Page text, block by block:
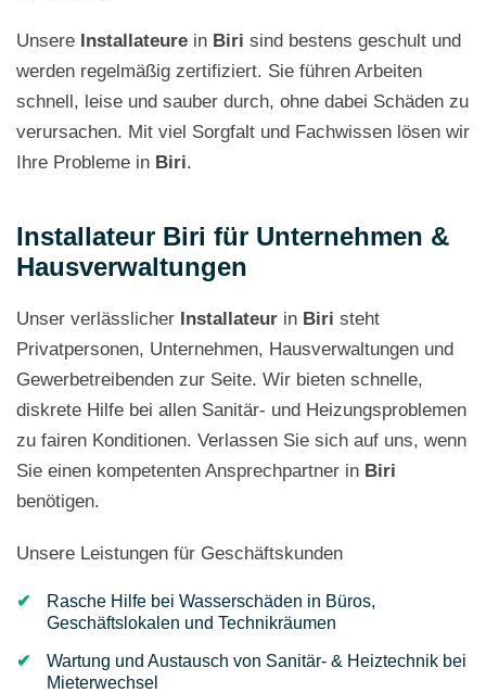
Unsere Installateure in Biri sind bestens geschult und
werden regelmäßig zertifiziert. Sie führen Arbeiten
schnell, leise und sauber durch, ohne dabei Schäden zu
verursachen. Mit viel Sorgfalt und Fachwissen lösen wir
Ihre Probleme in Biri.
Installateur Biri für Unternehmen &
Hausverwaltungen
Unser verlässlicher Installateur in Biri steht
Privatpersonen, Unternehmen, Hausverwaltungen und
Gewerbetreibenden zur Seite. Wir bieten schnelle,
diskrete Hilfe bei allen Sanitär- und Heizungsproblemen
zu fairen Konditionen. Verlassen Sie sich auf uns, wenn
Sie einen kompetenten Ansprechpartner in Biri
benötigen.
Unsere Leistungen für Geschäftskunden
Rasche Hilfe bei Wasserschäden in Büros,
Geschäftslokalen und Technikräumen
Wartung und Austausch von Sanitär- & Heiztechnik bei
Mieterwechsel